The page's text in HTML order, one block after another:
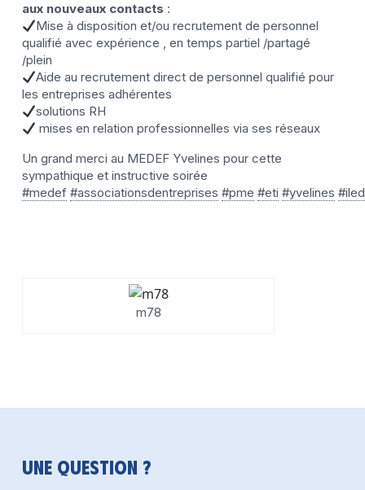
aux nouveaux contacts :
Mise à disposition et/ou recrutement de personnel
qualifié avec expérience , en temps partiel /partagé
/plein
Aide au recrutement direct de personnel qualifié pour
les entreprises adhérentes
solutions RH
mises en relation professionnelles via ses réseaux
Un grand merci au MEDEF Yvelines pour cette
sympathique et instructive soirée
#medef #associationsdentreprises #pme #eti #yvelines
m78
Une question ?